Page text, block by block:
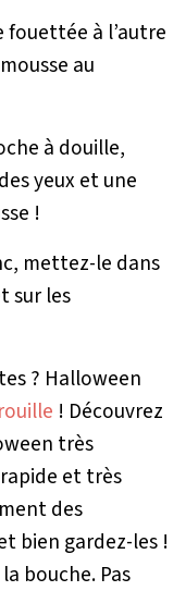
fouettée à l’autre
au
à douille,
yeux et une
!
mettez-le dans
sur les
? Halloween
! Découvrez
très
et très
des
bien gardez-les !
bouche. Pas